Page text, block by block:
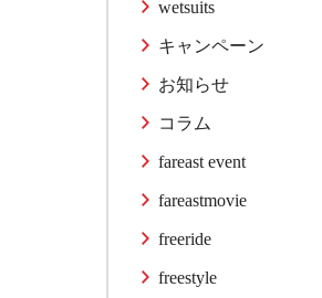
wetsuits
キャンペーン
お知らせ
コラム
fareast event
fareastmovie
freeride
freestyle